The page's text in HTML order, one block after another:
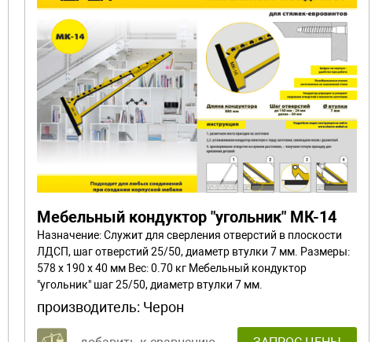
Мебельный кондуктор "угольник" МК-14
Назначение: Служит для сверления отверстий в плоскости
ЛДСП, шаг отверстий 25/50, диаметр втулки 7 мм. Размеры:
578 x 190 x 40 мм Вес: 0.70 кг Мебельный кондуктор
"угольник" шаг 25/50, диаметр втулки 7 мм.
производитель: Черон